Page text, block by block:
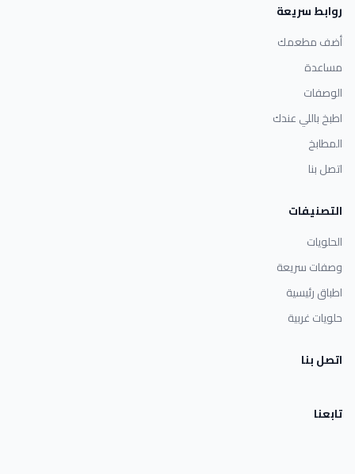
روابط سريعة
أضف مطعمك
مساعدة
الوصفات
اطبخ باللي عندك
المطابخ
اتصل بنا
التصنيفات
الحلويات
وصفات سريعة
اطباق رئيسية
حلويات غربية
اتصل بنا
تابعنا